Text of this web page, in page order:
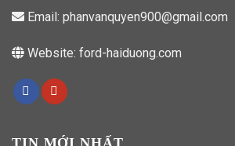
Email: phanvanquyen900@gmail.com
Website: ford-haiduong.com